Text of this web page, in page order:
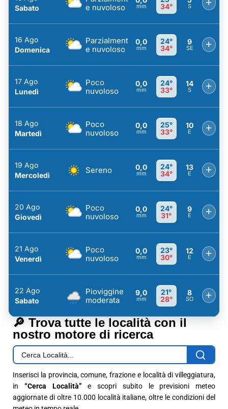
Sabato
e nuvoloso
mm
34°
S +
16 Ago
Domenica
Parzialment
e nuvoloso
0,0
mm
24°
34°
9
SE +
17 Ago
Lunedì
Poco
nuvoloso
0,0
mm
24°
33°
14
S +
18 Ago
Martedì
Poco
nuvoloso
0,0
mm
25°
33°
10
E +
19 Ago
Mercoledì
Sereno 0,0
mm
24°
34°
13
E +
20 Ago
Giovedì
Poco
nuvoloso
0,0
mm
24°
31°
9
E +
21 Ago
Venerdì
Poco
nuvoloso
0,0
mm
23°
30°
12
E +
22 Ago
Sabato
Pioviggine
moderata
9,0
mm
21°
28°
8
SO +
🔎 Trova tutte le località con il
nostro motore di ricerca
Inserisci la provincia, comune, frazione e località di villeggiatura,
in “Cerca Località” e scopri subito le previsioni meteo
aggiornate di oltre 10.000 località italiane, oltre le condizioni del